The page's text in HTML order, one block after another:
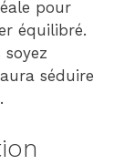
pour
équilibré.
soyez
séduire